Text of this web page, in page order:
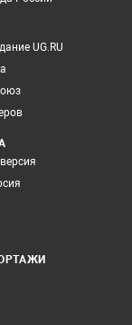
UG.RU